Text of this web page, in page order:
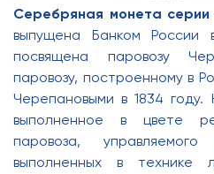
Серебряная монета серии
выпущена Банком России
посвящена паровозу
паровозу, построенному в
Черепановыми в 1834
выполненное в цвете
паровоза,
выполненных в технике